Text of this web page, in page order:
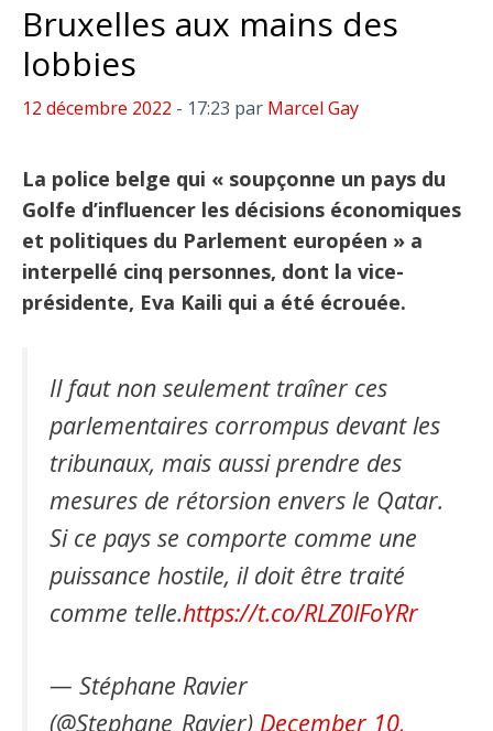
Bruxelles aux mains des
lobbies
12 décembre 2022 - 17:23 par Marcel Gay
La police belge qui « soupçonne un pays du
Golfe d’influencer les décisions économiques
et politiques du Parlement européen » a
interpellé cinq personnes, dont la vice-
présidente, Eva Kaili qui a été écrouée.
Il faut non seulement traîner ces
parlementaires corrompus devant les
tribunaux, mais aussi prendre des
mesures de rétorsion envers le Qatar.
Si ce pays se comporte comme une
puissance hostile, il doit être traité
comme telle.https://t.co/RLZ0lFoYRr
— Stéphane Ravier
(@Stephane_Ravier) December 10,